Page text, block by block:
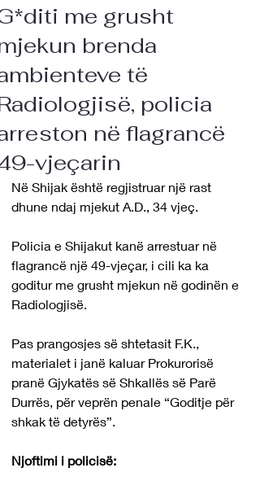
me grusht
brenda
të
policia
në flagrancë
vjeçarin
Në Shijak është regjistruar një rast
dhune ndaj mjekut A.D., 34 vjeç.
Policia e Shijakut kanë arrestuar në
flagrancë një 49-vjeçar, i cili ka ka
goditur me grusht mjekun në godinën e
Radiologjisë.
Pas prangosjes së shtetasit F.K.,
materialet i janë kaluar Prokurorisë
pranë Gjykatës së Shkallës së Parë
Durrës, për veprën penale “Goditje për
shkak të detyrës”.
Njoftimi i policisë: